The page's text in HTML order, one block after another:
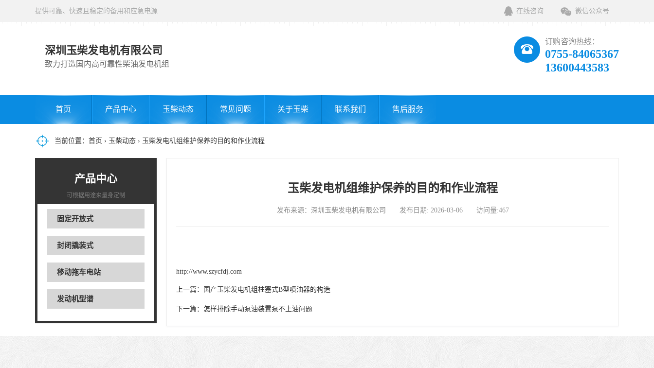
提供可靠、快速且稳定的备用和应急电源 在线咨询 微信公众号
深圳玉柴发电机有限公司
致力打造国内高可靠性柴油发电机组
订购咨询热线：
0755-84065367
13600443583
首页 产品中心 玉柴动态 常见问题 关于玉柴 联系我们 售后服务
当前位置： 首页 › 玉柴动态 › 玉柴发电机组维护保养的目的和作业流程
产品中心
可根据用途来量身定制
固定开放式
封闭撬装式
移动拖车电站
发动机型谱
玉柴发电机组维护保养的目的和作业流程
发布来源：深圳玉柴发电机有限公司 发布日期: 2026-03-06 访问量:467
http://www.szycfdj.com
上一篇： 国产玉柴发电机组柱塞式B型喷油器的构造
下一篇： 怎样排除手动泵油装置泵不上油问题